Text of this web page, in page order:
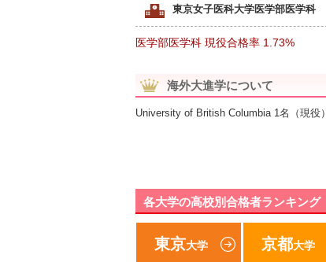
東京女子医科大学医学部医学科
医学部医学科 現役合格率 1.73%
海外大進学について
University of British Columbia 1名（現役）
各大学の高校別合格者ランキング
東京大学 京都大学